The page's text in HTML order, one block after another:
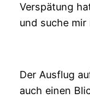
Verspätung
und suche mir
Der Ausflug
auch einen